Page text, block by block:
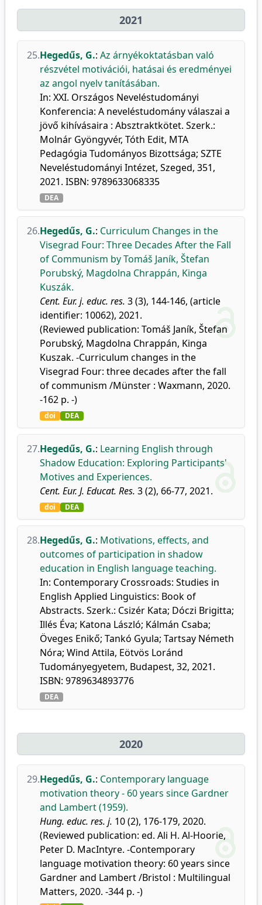
2021
25.Hegedűs, G.: Az árnyékoktatásban való
részvétel motivációi, hatásai és eredményei
az angol nyelv tanításában.
In: XXI. Országos Neveléstudományi
Konferencia: A neveléstudomány válaszai a
jövő kihívásaira : Absztraktkötet. Szerk.:
Molnár Gyöngyvér, Tóth Edit, MTA
Pedagógia Tudományos Bizottsága; SZTE
Neveléstudományi Intézet, Szeged, 351,
2021. ISBN: 9789633068335
DEA
26.Hegedűs, G.: Curriculum Changes in the
Visegrad Four: Three Decades After the Fall
of Communism by Tomáš Janík, Štefan
Porubský, Magdolna Chrappán, Kinga
Kuszák.
Cent. Eur. j. educ. res. 3 (3), 144-146, (article
identifier: 10062), 2021.
(Reviewed publication: Tomáš Janík, Štefan
Porubský, Magdolna Chrappán, Kinga
Kuszak. -Curriculum changes in the
Visegrad Four: three decades after the fall
of communism /Münster : Waxmann, 2020.
-162 p. -)
doi DEA
27.Hegedűs, G.: Learning English through
Shadow Education: Exploring Participants'
Motives and Experiences.
Cent. Eur. J. Educat. Res. 3 (2), 66-77, 2021.
doi DEA
28.Hegedűs, G.: Motivations, effects, and
outcomes of participation in shadow
education in English language teaching.
In: Contemporary Crossroads: Studies in
English Applied Linguistics: Book of
Abstracts. Szerk.: Csizér Kata; Dóczi Brigitta;
Illés Éva; Katona László; Kálmán Csaba;
Öveges Enikő; Tankó Gyula; Tartsay Németh
Nóra; Wind Attila, Eötvös Loránd
Tudományegyetem, Budapest, 32, 2021.
ISBN: 9789634893776
DEA
2020
29.Hegedűs, G.: Contemporary language
motivation theory - 60 years since Gardner
and Lambert (1959).
Hung. educ. res. j. 10 (2), 176-179, 2020.
(Reviewed publication: ed. Ali H. Al-Hoorie,
Peter D. MacIntyre. -Contemporary
language motivation theory: 60 years since
Gardner and Lambert /Bristol : Multilingual
Matters, 2020. -344 p. -)